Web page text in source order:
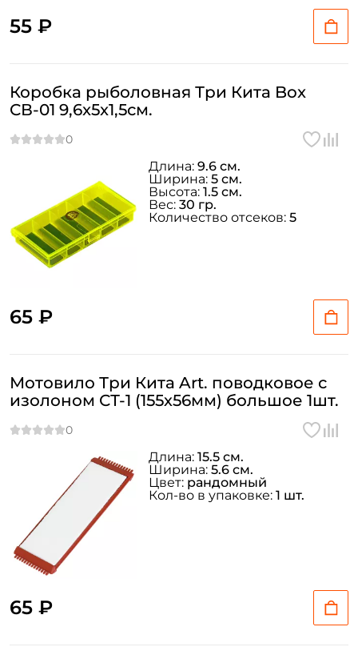
55 ₽
Коробка рыболовная Три Кита Box
СВ-01 9,6x5x1,5см.
65 ₽
Длина: 9.6 см.
Ширина: 5 см.
Высота: 1.5 см.
Вес: 30 гр.
Количество отсеков: 5
Мотовило Три Кита Art. поводковое с
изолоном СТ-1 (155х56мм) большое 1шт.
65 ₽
Длина: 15.5 см.
Ширина: 5.6 см.
Цвет: рандомный
Кол-во в упаковке: 1 шт.